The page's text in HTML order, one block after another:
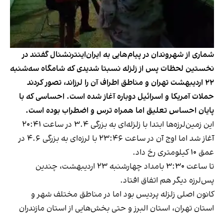
شماری از شهروندان در پیام‌هایی به ایران‌اینترنشنال گفتند در
نخستین لحظات پس از زلزله نسبتا شدیدی که شامگاه سه‌شنبه
۲۲ اردیبهشت تهران و مناطق اطراف آن را لرزاند، تصور کردند
حملات آمریکا و اسرائیل دوباره آغاز شده است. احساسی که با
پایان احساس تعلیق اما همراه ترس و اضطراب بوده است.
این زمین‌لرزه‌ها ابتدا با زلزله‌ای به بزرگی ۳.۴ در ساعت ۲۰:۴۱
آغاز شد اما اوج آن در ساعت ۲۳:۴۶ با لرزه‌ای به بزرگی ۴.۶ در
عمق ۱۰ کیلومتری رخ داد.
تا ساعت ۳:۳۰ بامداد چهارشنبه ۲۳ اردیبهشت، چندین
پس‌لرزه دیگر هم اتفاق افتاد.
کانون اصلی زلزله پردیس بود اما در مناطق مختلف شهر و
استان تهران، استان البرز و حتی بخش‌هایی از استان مازندران